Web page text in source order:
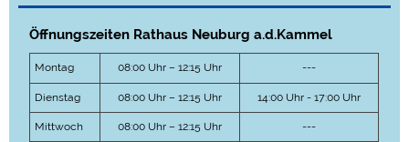
Öffnungszeiten Rathaus Neuburg a.d.Kammel
Montag 08:00 Uhr – 12:15 Uhr ---
Dienstag 08:00 Uhr – 12:15 Uhr 14:00 Uhr - 17:00 Uhr
Mittwoch 08:00 Uhr – 12:15 Uhr ---